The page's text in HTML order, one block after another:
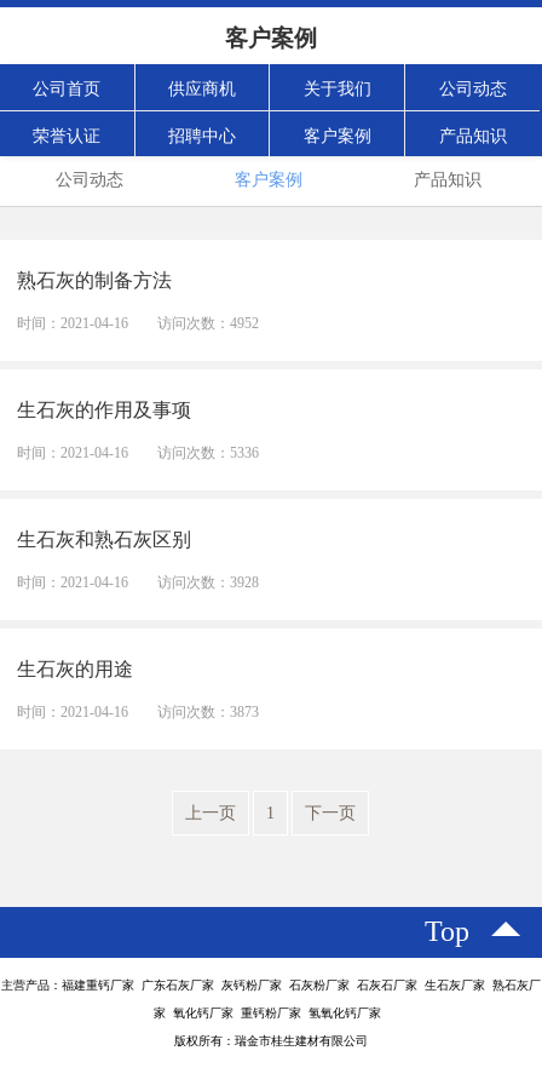
客户案例
公司首页 供应商机 关于我们 公司动态
荣誉认证 招聘中心 客户案例 产品知识
公司动态 客户案例 产品知识
熟石灰的制备方法
时间：2021-04-16 访问次数：4952
生石灰的作用及事项
时间：2021-04-16 访问次数：5336
生石灰和熟石灰区别
时间：2021-04-16 访问次数：3928
生石灰的用途
时间：2021-04-16 访问次数：3873
上一页 1 下一页
Top
主营产品：福建重钙厂家 广东石灰厂家 灰钙粉厂家 石灰粉厂家 石灰石厂家 生石灰厂家 熟石灰厂
家 氧化钙厂家 重钙粉厂家 氢氧化钙厂家
版权所有：瑞金市桂生建材有限公司